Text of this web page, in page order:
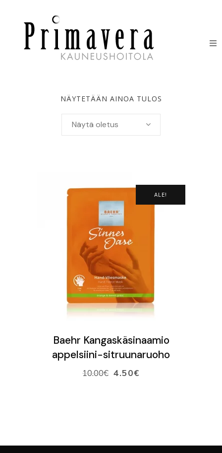
IHONHOITOTUOTTEET
YHTEYSTIEDOT
VERKKOKAUPPA
Ostoskori
NÄYTETÄÄN AINOA TULOS
Näytä oletus
ALE!
LISÄÄ OSTOSKORIIN
Baehr Kangaskäsinaamio
appelsiini-sitruunaruoho
10.00€ 4.50€